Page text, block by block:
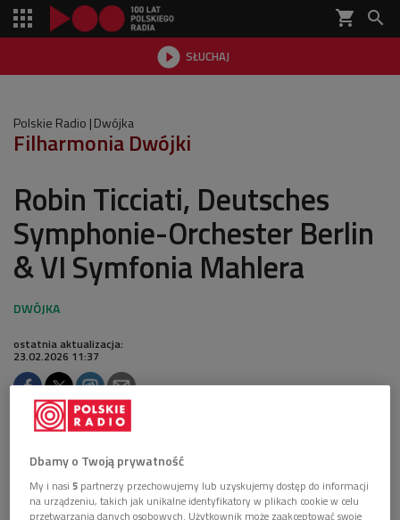
shopping_cart 
 SŁUCHAJ

Polskie Radio Dwójka
Filharmonia Dwójki
Robin Ticciati, Deutsches
Symphonie-Orchester Berlin
& VI Symfonia Mahlera
ostatnia aktualizacja:
23.02.2026 11:37
Google News
Koncert Deutsches Symphonie-Orchester Berlin pod
batutą Robina Ticciatiego wypełniła w całości VI
Dbamy o Twoją prywatność
My i nasi5 partnerzy przechowujemy lub uzyskujemy dostęp do informacji
na urządzeniu, takich jak unikalne identyfikatory w plikach cookie w celu
przetwarzania danych osobowych. Użytkownik może zaakceptować swoje